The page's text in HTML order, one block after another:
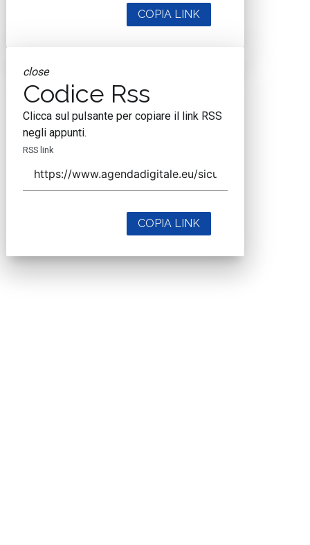
COPIA LINK
close
Codice Rss
Clicca sul pulsante per copiare il link RSS
negli appunti.
RSS link
COPIA LINK